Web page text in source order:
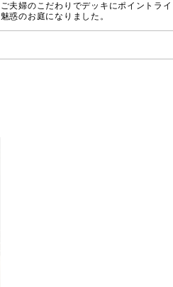
ご夫婦のこだわりでデッキにポイントラ
魅惑のお庭になりました。